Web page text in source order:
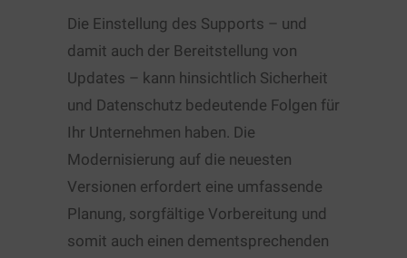
Die Einstellung des Supports – und
damit auch der Bereitstellung von
Updates – kann hinsichtlich Sicherheit
und Datenschutz bedeutende Folgen für
Ihr Unternehmen haben. Die
Modernisierung auf die neuesten
Versionen erfordert eine umfassende
Planung, sorgfältige Vorbereitung und
somit auch einen dementsprechenden